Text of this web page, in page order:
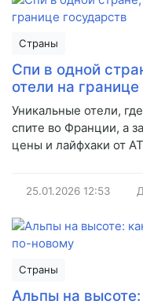
Страны
Спи в одной
отели на
Уникальные отели,
спите во Франции, а
цены и лайфхаки от
25.01.2026 12:53
Страны
Альпы на